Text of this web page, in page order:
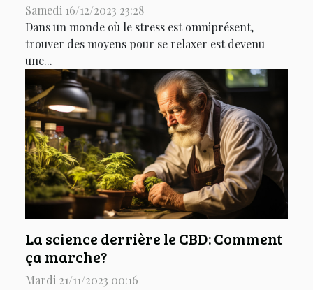
Samedi 16/12/2023 23:28
Dans un monde où le stress est omniprésent,
trouver des moyens pour se relaxer est devenu
une...
La science derrière le CBD: Comment
ça marche?
Mardi 21/11/2023 00:16